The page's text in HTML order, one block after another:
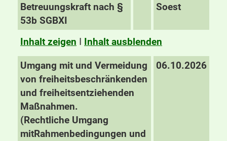
Betreuungskraft nach §
53b SGBXI
Soest
Inhalt zeigen I Inhalt ausblenden
Umgang mit und Vermeidung
von freiheitsbeschränkenden
und freiheitsentziehenden
Maßnahmen.
(Rechtliche Umgang
mitRahmenbedingungen und
06.10.2026